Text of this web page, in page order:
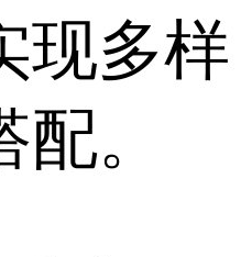
现多样
。